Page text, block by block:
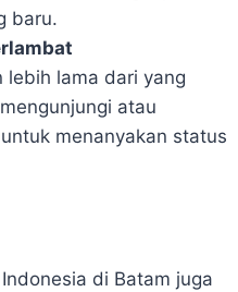
baru.
lebih lama dari yang
atau
menanyakan status
di Batam juga